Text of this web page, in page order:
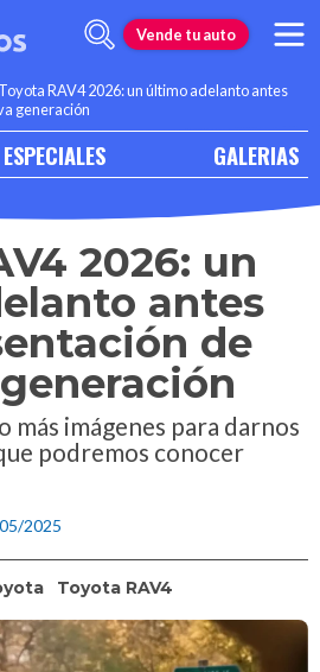
Vende tu auto
Toyota RAV4 2026: un último adelanto antes
generación
ESPECIALES GALERIAS
2026: un
antes
de
más imágenes para darnos
podremos conocer
2025
Toyota RAV4